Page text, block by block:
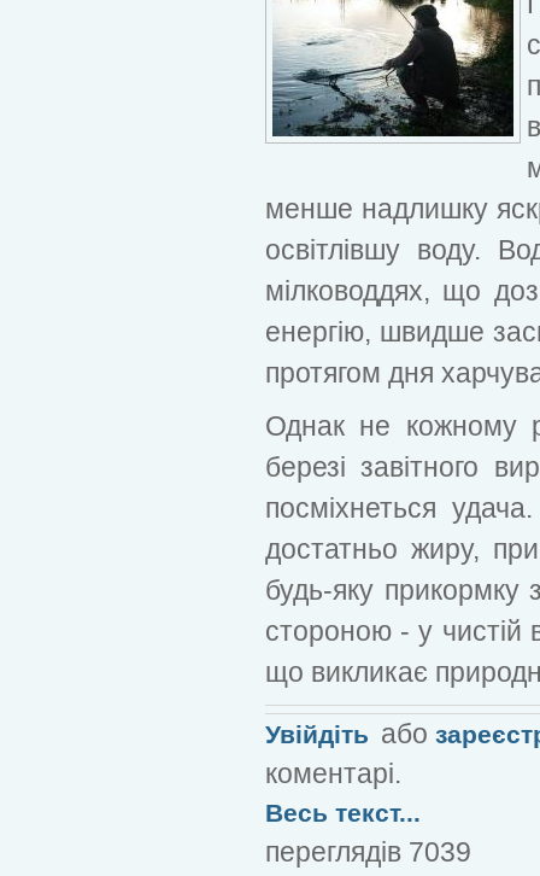
менше надлишку
освітлівшу воду.
мілководдях, що
енергію, швидше
протягом дня
Однак не кожному
березі завітного
посміхнеться
достатньо жиру,
будь-яку прикормку
стороною - у чистій
що викликає
Увійдіть або
коментарі.
Весь текст...
переглядів 7039